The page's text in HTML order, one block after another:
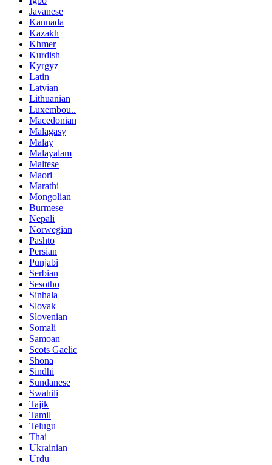
Javanese
Kannada
Kazakh
Khmer
Kurdish
Kyrgyz
Latin
Latvian
Lithuanian
Luxembou..
Macedonian
Malagasy
Malay
Malayalam
Maltese
Maori
Marathi
Mongolian
Burmese
Nepali
Norwegian
Pashto
Persian
Punjabi
Serbian
Sesotho
Sinhala
Slovak
Slovenian
Somali
Samoan
Scots Gaelic
Shona
Sindhi
Sundanese
Swahili
Tajik
Tamil
Telugu
Thai
Ukrainian
Urdu